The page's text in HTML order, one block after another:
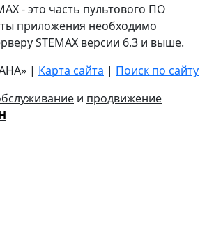
- это часть пультового ПО
приложения необходимо
STEMAX версии 6.3 и выше.
| Карта сайта | Поиск по сайту
и продвижение